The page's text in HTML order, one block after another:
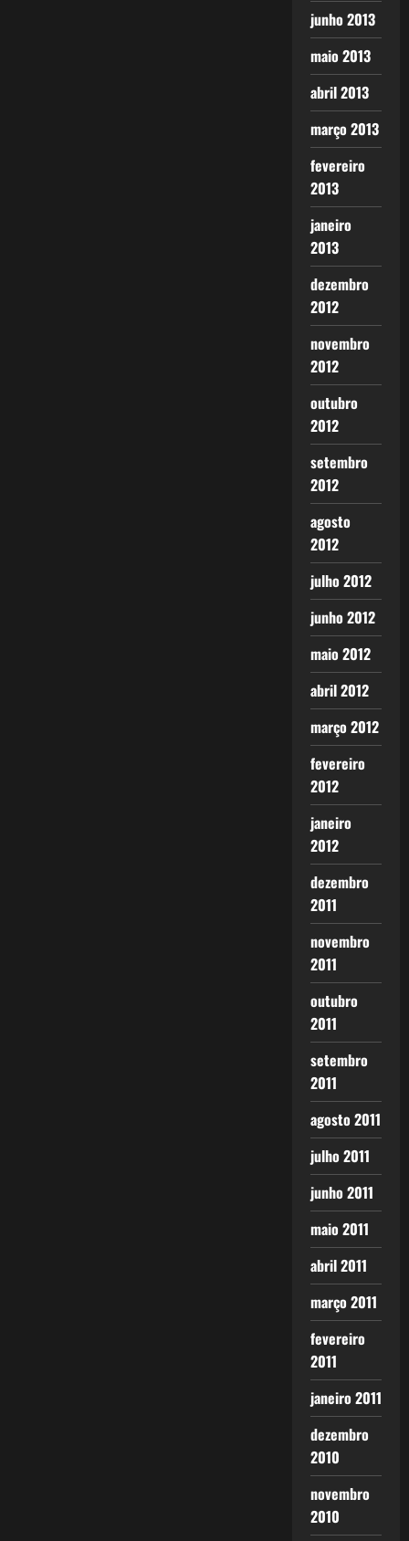
junho 2013
maio 2013
abril 2013
março 2013
fevereiro
2013
janeiro
2013
dezembro
2012
novembro
2012
outubro
2012
setembro
2012
agosto
2012
julho 2012
junho 2012
maio 2012
abril 2012
março 2012
fevereiro
2012
janeiro
2012
dezembro
2011
novembro
2011
outubro
2011
setembro
2011
agosto 2011
julho 2011
junho 2011
maio 2011
abril 2011
março 2011
fevereiro
2011
janeiro 2011
dezembro
2010
novembro
2010